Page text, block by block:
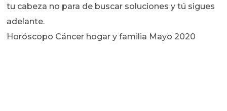
tu cabeza no para de buscar soluciones y tú sigues
adelante.
Horóscopo Cáncer hogar y familia Mayo 2020